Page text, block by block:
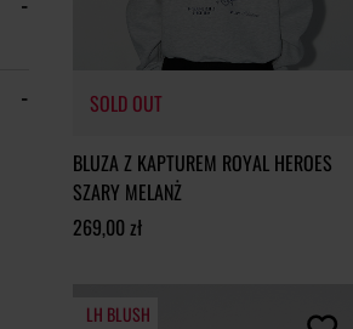
SOLD OUT
SOLD OUT
BLUZA Z KAPTUREM ROYAL HEROES
SZARY MELANŻ
269,00 zł
LH BLUSH